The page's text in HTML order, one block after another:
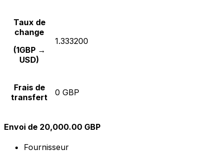
Taux de
change
(1GBP →
USD)
1.333200
Frais de
transfert
0 GBP
Envoi de 20,000.00 GBP
Fournisseur